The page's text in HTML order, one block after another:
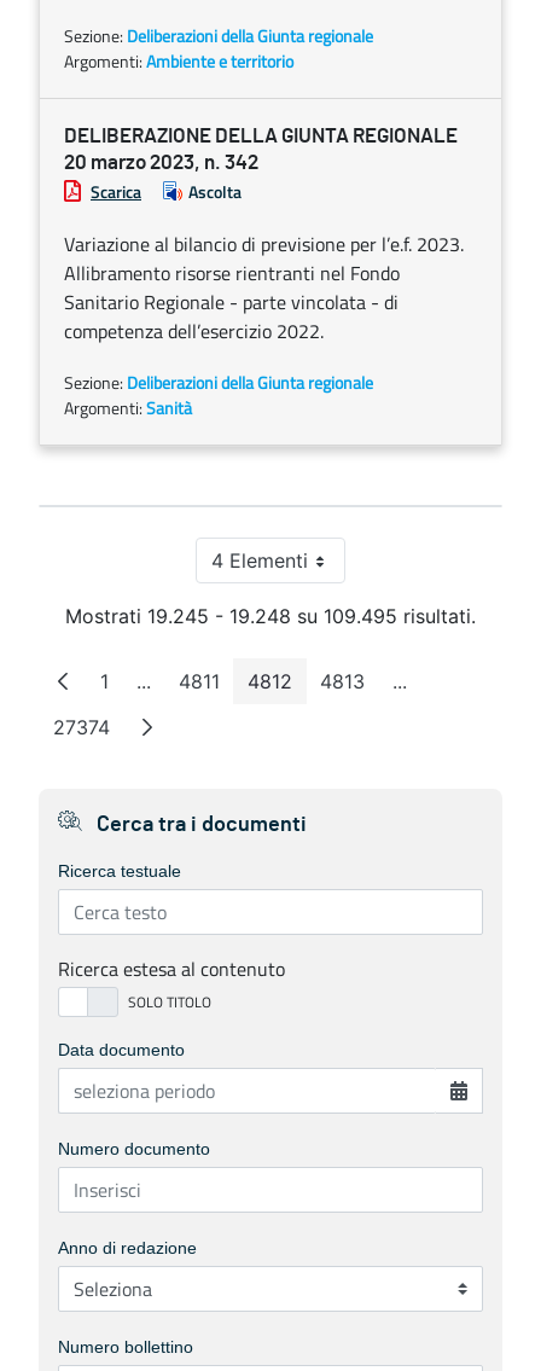
Sezione: Deliberazioni della Giunta regionale
Argomenti:Ambiente e territorio
DELIBERAZIONE DELLA GIUNTA REGIONALE
20 marzo 2023, n. 342
Scarica Ascolta
Variazione al bilancio di previsione per l’e.f. 2023.
Allibramento risorse rientranti nel Fondo
Sanitario Regionale - parte vincolata - di
competenza dell’esercizio 2022.
Sezione: Deliberazioni della Giunta regionale
Argomenti:Sanità
4 ElementiPer pagina
Mostrati 19.245 - 19.248 su 109.495 risultati.
Pagina
1 ...Pagine intermedie
Pagina
4811 Pagina
4812 Pagina
4813 ...Pagine
Pagina
27374
Cerca tra i documenti
Ricerca testuale
Ricerca estesa al contenuto
Data documento
Numero documento
Anno di redazione
Numero bollettino